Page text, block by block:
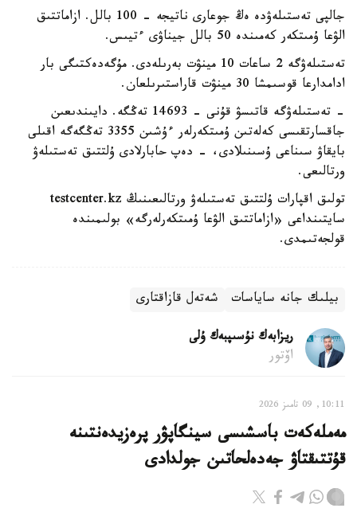
جالپى تەستىلەۋدە ەڭ جوعارى ناتيجە - 100 بالل. ازاماتتىق
الۋعا ۇمىتكەر كەمىندە 50 بالل جيناۋى ءتيىس.
تەستىلەۋگە 2 ساعات 10 مينۋت بەرىلەدى. مۇگەدەكتىگى بار
ادامدارعا قوسىمشا 30 مينۋت قاراستىرىلعان.
- تەستىلەۋگە قاتىسۋ قۇنى - 14693 تەڭگە. دايىندىعىن
جاقسارتقىسى كەلەتىن ۇمىتكەرلەر ءۇشىن 3355 تەڭگەگە اقىلى
بايقاۋ سىناعى ۇسىنىلادى، - دەپ حابارلادى ۇلتتىق تەستىلەۋ
ورتالىعى.
تولىق اقپارات ۇلتتىق تەستىلەۋ ورتالىعىنىڭ testcenter.kz
سايتىنداعى «ازاماتتىق الۋعا ۇمىتكەرلەرگە» بولىمىندە
قولجەتىمدى.
بيلىك جانە ساياسات شەتەل قازاقتارى
ريزابەك نۇسىپبەك ۇلى
اۆتور
10:11, 09 تامىز 2026
مەملەكەت باسشىسى سينگاپۋر پرەزيدەنتىنە
قۇتتىقتاۋ جەدەلحاتىن جولدادى